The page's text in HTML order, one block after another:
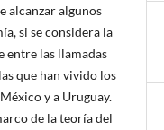
alcanzar algunos
si se considera la
entre las llamadas
que han vivido los
y a Uruguay.
de la teoría del